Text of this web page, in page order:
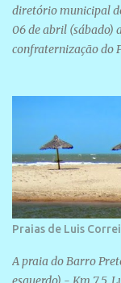
diretório municipal
06 de abril (sábado)
confraternização do
Praias de Luis
A praia do Barro